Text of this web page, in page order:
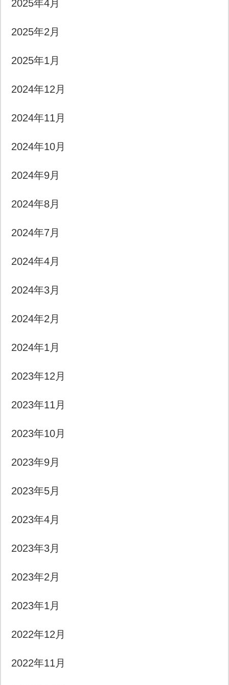
2025年4月
2025年2月
2025年1月
2024年12月
2024年11月
2024年10月
2024年9月
2024年8月
2024年7月
2024年4月
2024年3月
2024年2月
2024年1月
2023年12月
2023年11月
2023年10月
2023年9月
2023年5月
2023年4月
2023年3月
2023年2月
2023年1月
2022年12月
2022年11月